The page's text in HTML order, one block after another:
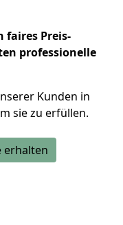
faires Preis-
professionelle
Kunden in
sie zu erfüllen.
erhalten